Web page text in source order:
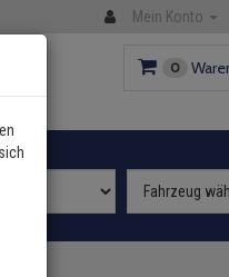
Mein Konto
0